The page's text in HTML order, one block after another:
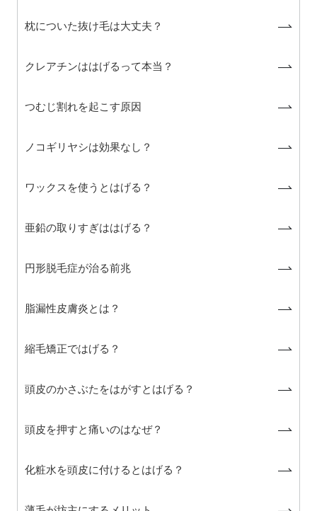
枕についた抜け毛は大丈夫？
クレアチンははげるって本当？
つむじ割れを起こす原因
ノコギリヤシは効果なし？
ワックスを使うとはげる？
亜鉛の取りすぎははげる？
円形脱毛症が治る前兆
脂漏性皮膚炎とは？
縮毛矯正ではげる？
頭皮のかさぶたをはがすとはげる？
頭皮を押すと痛いのはなぜ？
化粧水を頭皮に付けるとはげる？